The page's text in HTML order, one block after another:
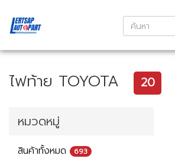
ไฟท้าย TOYOTA 20
หมวดหมู่
สินค้าทั้งหมด 693